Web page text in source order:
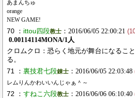
あまんちゅ
orange
NEW GAME!
70 ： ittou四段教士 ：2016/06/05 22:00:21
0.00114114MONA/1人
クロムクロ：恐らく地元が舞台になるこ
る。
71 ： 裏技君七段錬士 ：2016/06/05 22:03:48
レムりんかわいいんじゃぁ＾～
72 ： すねこ六段教士 ：2016/06/06 06:10:40